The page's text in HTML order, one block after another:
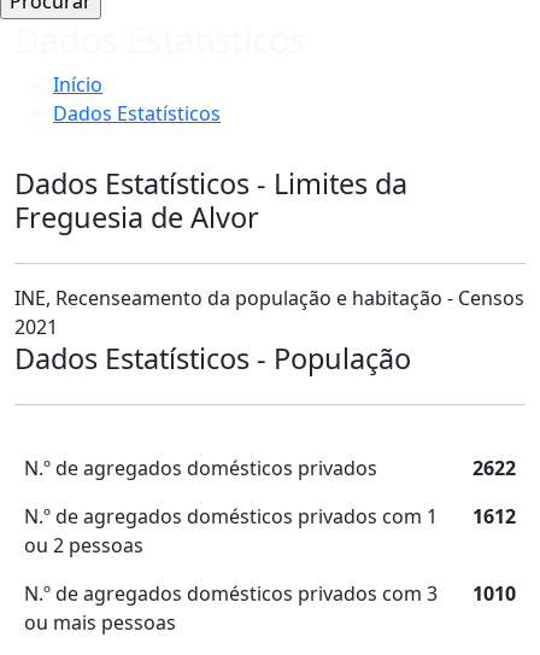
Início
Dados Estatísticos
Dados Estatísticos - Limites da
Freguesia de Alvor
INE, Recenseamento da população e habitação - Censos
2021
Dados Estatísticos - População
N.º de agregados domésticos privados
2622
N.º de agregados domésticos privados com 1
ou 2 pessoas
1612
N.º de agregados domésticos privados com 3
ou mais pessoas
1010